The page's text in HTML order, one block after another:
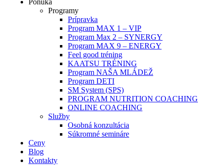
Ponuka
Programy
Prípravka
Program MAX 1 – VIP
Program Max 2 – SYNERGY
Program MAX 9 – ENERGY
Feel good tréning
KAATSU TRÉNING
Program NAŠA MLÁDEŽ
Program DETI
SM System (SPS)
PROGRAM NUTRITION COACHING
ONLINE COACHING
Služby
Osobná konzultácia
Súkromné semináre
Ceny
Blog
Kontakty